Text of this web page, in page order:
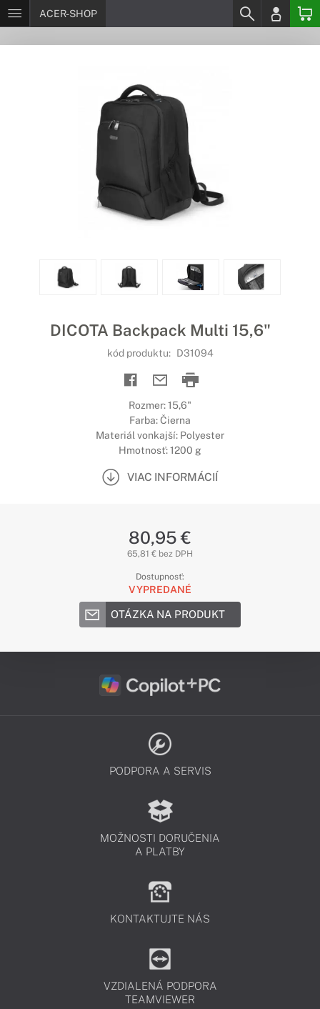
ACER-SHOP
DICOTA Backpack Multi 15,6"
kód produktu: D31094
Rozmer: 15,6"
Farba: Čierna
Materiál vonkajší: Polyester
Hmotnosť: 1200 g
VIAC INFORMÁCIÍ
80,95 €
65,81 € bez DPH
Dostupnosť:
VYPREDANÉ
OTÁZKA NA PRODUKT
PODPORA A SERVIS
MOŽNOSTI DORUČENIA
A PLATBY
KONTAKTUJTE NÁS
VZDIALENÁ PODPORA
TEAMVIEWER